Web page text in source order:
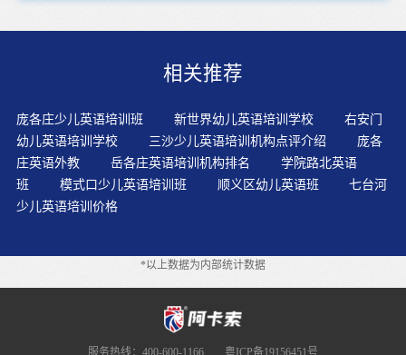
音形成很难更改。人数 次数等进行统计分析使教师了解学
事、绘本小说等与现实生活建立起强连接的关系，既给课
英语听力教学中随着科学技术的不断发展，电脑网络已走
进千家万户，网络资源丰富多彩，有条件的家长可为孩子
选择优秀的教育资源。由此在英语的教学过程中更看重的
是孩子高兴地去学校、开始学英语了，能同小朋友一道说
说做做，做出一定努力的过程。以及语言知识等的掌握和
应用婴幼儿不会说话，先学会听，是潜语言先发展的过
子们最陌生的。成人还可以利用英语歌曲、歌谣、儿歌的
形式，使孩子有机会接触广泛的英语语言材料，获得丰富
的视听经验。外语儿歌，为孩子播放轻松快乐的英语歌
谣，会是一个很好的入门方式。
相关推荐
庞各庄少儿英语培训班 新世界幼儿英语培训学校
右安门
幼儿英语培训学校
三沙少儿英语培训机构点评介绍
庞各
庄英语外教
岳各庄英语培训机构排名
学院路北英语
班
模式口少儿英语培训班 顺义区幼儿英语班
七台河
少儿英语培训价格
*以上数据为内部统计数据
服务热线：400-600-1166 粤ICP备19156451号